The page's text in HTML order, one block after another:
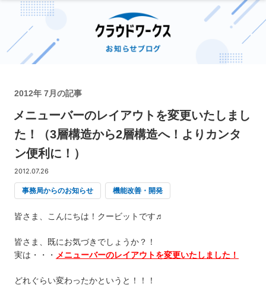
2012年 7月の記事
メニューバーのレイアウトを変更いたしまし
た！（3層構造から2層構造へ！よりカンタ
ン便利に！）
2012.07.26
事務局からのお知らせ 機能改善・開発
皆さま、こんにちは！クービットです♬
皆さま、既にお気づきでしょうか？！
実は・・・ メニューバーのレイアウトを変更いたしました！
どれぐらい変わったかというと！！！